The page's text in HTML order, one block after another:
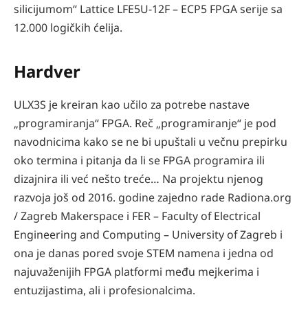
silicijumom“ Lattice LFE5U-12F – ECP5 FPGA serije sa
12.000 logičkih ćelija.
Hardver
ULX3S je kreiran kao učilo za potrebe nastave
„programiranja“ FPGA. Reč „programiranje“ je pod
navodnicima kako se ne bi upuštali u večnu prepirku
oko termina i pitanja da li se FPGA programira ili
dizajnira ili već nešto treće… Na projektu njenog
razvoja još od 2016. godine zajedno rade Radiona.org
/ Zagreb Makerspace i FER – Faculty of Electrical
Engineering and Computing – University of Zagreb i
ona je danas pored svoje STEM namena i jedna od
najuvaženijih FPGA platformi među mejkerima i
entuzijastima, ali i profesionalcima.